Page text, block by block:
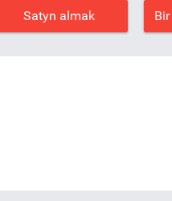
Satyn almak